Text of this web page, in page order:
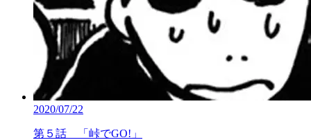
2020/07/22
第５話 「峠でGO!」